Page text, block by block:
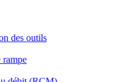
des outils
rampe